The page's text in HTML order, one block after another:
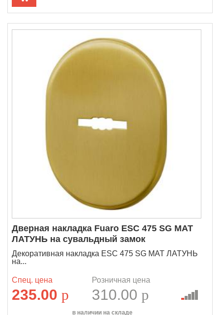
Дверная накладка Fuaro ESC 475 SG МАТ
ЛАТУНЬ на сувальдный замок
Декоративная накладка ESC 475 SG МАТ ЛАТУНЬ
на...
Спец. цена
235.00 p
Розничная цена
310.00 p
в наличии на складе